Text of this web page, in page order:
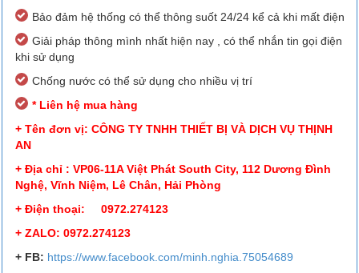
Bảo đảm hệ thống có thể thông suốt 24/24 kể cả khi mất điện
Giải pháp thông mình nhất hiện nay , có thể nhắn tin gọi điện
khi sử dụng
Chống nước có thể sử dụng cho nhiều vị trí
* Liên hệ mua hàng
+ Tên đơn vị: CÔNG TY TNHH THIẾT BỊ VÀ DỊCH VỤ THỊNH
AN
+ Địa chỉ : VP06-11A Việt Phát South City, 112 Dương Đình
Nghệ, Vĩnh Niệm, Lê Chân, Hải Phòng
+ Điện thoại: 0972.274123
+ ZALO: 0972.274123
+ FB: https://www.facebook. com/minh.nghia.75054689